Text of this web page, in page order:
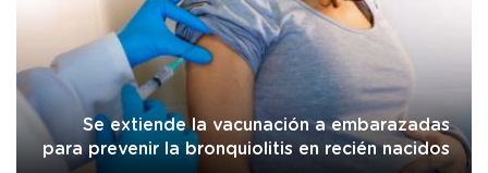
Se extiende la vacunación a embarazadas
para prevenir la bronquiolitis en recién nacidos